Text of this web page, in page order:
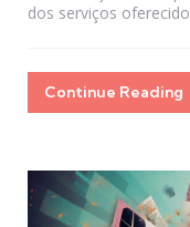
dos serviços
Continue Reading